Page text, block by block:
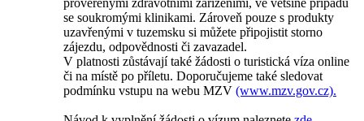
prověřenými zdravotními zařízeními, ve většině případů
se soukromými klinikami. Zároveň pouze s produkty
uzavřenými v tuzemsku si můžete připojistit storno
zájezdu, odpovědnosti či zavazadel.
V platnosti zůstávají také žádosti o turistická víza online
či na místě po příletu. Doporučujeme také sledovat
podmínku vstupu na webu MZV (www.mzv.gov.cz).